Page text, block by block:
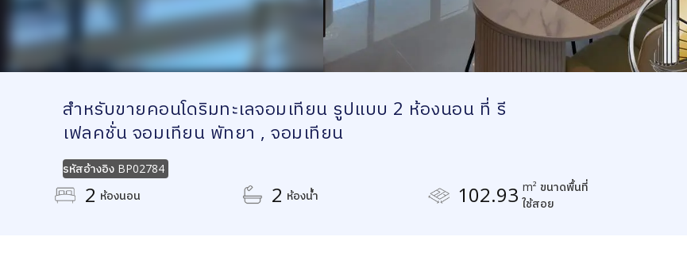
สำหรับขายคอนโดริมทะเลจอมเทียน รูปแบบ 2 ห้องนอน ที่ รี
เฟลคชั่น จอมเทียน พัทยา , จอมเทียน
รหัสอ้างอิง BP02784
2 ห้องนอน 2 ห้องน้ำ 102.93 m² ขนาดพื้นที่
ใช้สอย